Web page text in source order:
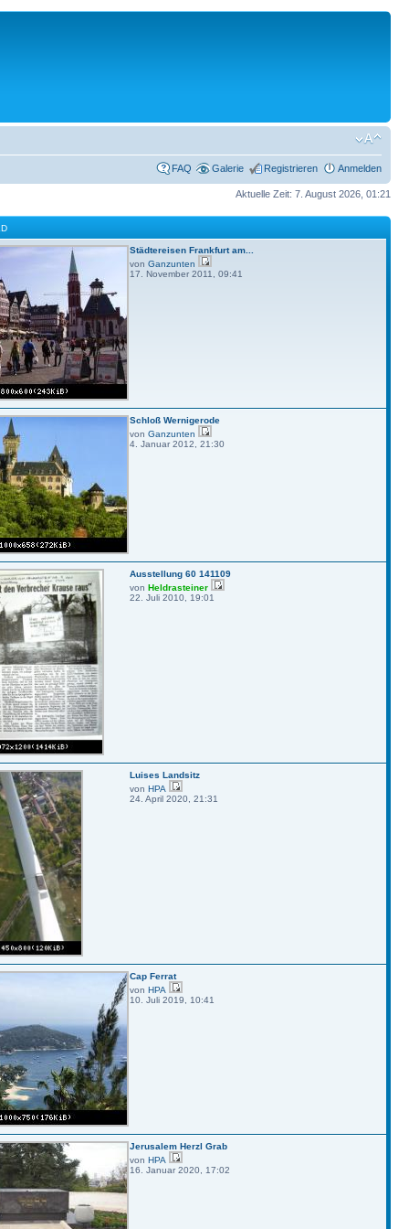
FAQ Galerie Registrieren Anmelden
Aktuelle Zeit: 7. August 2026, 01:21
Städtereisen Frankfurt am...
von Ganzunten
17. November 2011, 09:41
Schloß Wernigerode
von Ganzunten
4. Januar 2012, 21:30
Ausstellung 60 141109
von Heldrasteiner
22. Juli 2010, 19:01
Luises Landsitz
von HPA
24. April 2020, 21:31
Cap Ferrat
von HPA
10. Juli 2019, 10:41
Jerusalem Herzl Grab
von HPA
16. Januar 2020, 17:02